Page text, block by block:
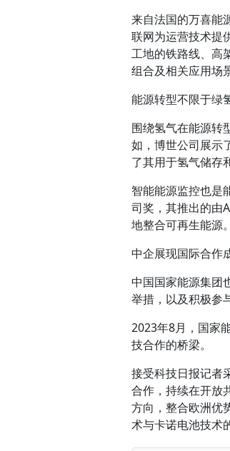
来自法国的万喜能
联网为运营技术提
工地的铁路线、高
组合及相关应用场景
能源转型不限于绿
围绕氢气在能源转
如，博世公司展示
了其用于氢气储存
智能能源监控也是
司奖，其推出的由
地整合可再生能源
中企展现国际合作
中国国家能源集团
举措，以及积极参
2023年8月，国家
技合作的桥梁。
接受科技日报记者
合作，持续在开放
方向，整合欧洲优
术与卡诺电池技术